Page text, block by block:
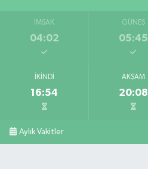
İMSAK
04:02
GÜNEŞ
05:45
İKINDI
16:54
AKŞAM
20:08
Aylık Vakitler